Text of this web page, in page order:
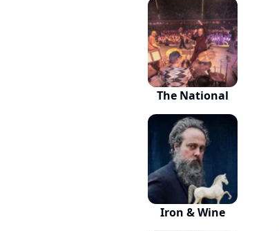
The National
Iron & Wine